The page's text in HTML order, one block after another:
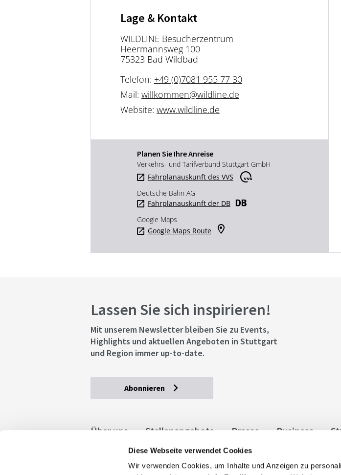
Diese Webseite verwendet Cookies
Wir verwenden Cookies, um Inhalte und Anzeigen zu
Lage & Kontakt
WILDLINE Besucherzentrum
Heermannsweg 100
75323 Bad Wildbad
Telefon: +49 (0)7081 955 77 30
Mail: willkommen@wildline.de
Website: www.wildline.de
Planen Sie Ihre Anreise
Verkehrs- und Tarifverbund Stuttgart GmbH
Fahrplanauskunft des VVS
Deutsche Bahn AG
Fahrplanauskunft der DB
Google Maps
Google Maps Route
Lassen Sie sich inspirieren!
Mit unserem Newsletter bleiben Sie zu Events,
Highlights und aktuellen Angeboten in Stuttgart
und Region immer up-to-date.
Abonnieren
Über uns Stellenangebote Presse Business
Allgemeine Geschäftsbedingungen